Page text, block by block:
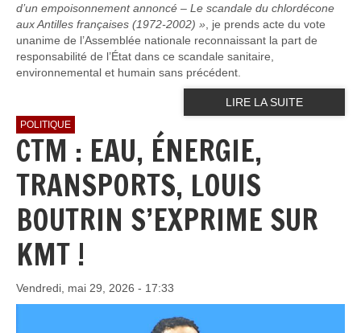
d’un empoisonnement annoncé – Le scandale du chlordécone
aux Antilles françaises (1972-2002) » , je prends acte du vote
unanime de l’Assemblée nationale reconnaissant la part de
responsabilité de l’État dans ce scandale sanitaire,
environnemental et humain sans précédent.
LIRE LA SUITE
POLITIQUE
CTM : EAU, ÉNERGIE,
TRANSPORTS, LOUIS
BOUTRIN S’EXPRIME SUR
KMT !
Vendredi, mai 29, 2026 - 17:33